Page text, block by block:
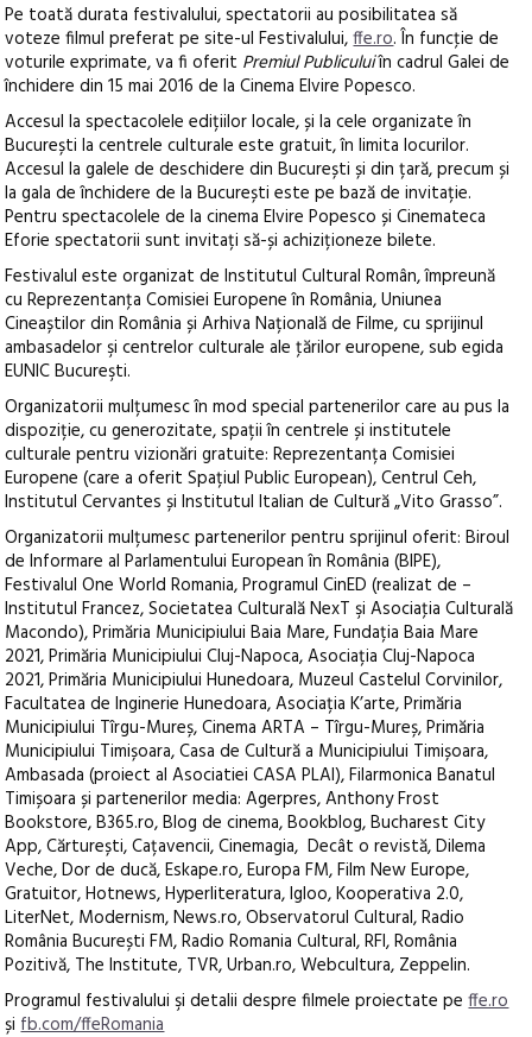
Pe toată durata festivalului, spectatorii au posibilitatea să
voteze filmul preferat pe site-ul Festivalului,ffe.ro. În funcţie de
voturile exprimate, va fi oferit Premiul Publiculuiîn cadrul Galei de
închidere din 15 mai 2016 de la Cinema Elvire Popesco.
Accesul la spectacolele edițiilor locale, și la cele organizate în
București la centrele culturale este gratuit, în limita locurilor.
Accesul la galele de deschidere din București și din țară, precum și
la gala de închidere de la București este pe bază de invitație.
Pentru spectacolele de la cinema Elvire Popesco și Cinemateca
Eforie spectatorii sunt invitați să-și achiziționeze bilete.
Festivalul este organizat de Institutul Cultural Român, împreună
cu Reprezentanţa Comisiei Europene în România, Uniunea
Cineaștilor din România și Arhiva Națională de Filme, cu sprijinul
ambasadelor şi centrelor culturale ale ţărilor europene, sub egida
EUNIC Bucureşti.
Organizatorii mulțumesc în mod special partenerilor care au pus la
dispoziție, cu generozitate, spații în centrele și institutele
culturale pentru vizionări gratuite: Reprezentanța Comisiei
Europene (care a oferit Spațiul Public European), Centrul Ceh,
Institutul Cervantes și Institutul Italian de Cultură „Vito Grasso”.
Organizatorii mulțumesc partenerilor pentru sprijinul oferit: Biroul
de Informare al Parlamentului European în România (BIPE),
Festivalul One World Romania, Programul CinED (realizat de –
Institutul Francez, Societatea Culturală NexT şi Asociaţia Culturală
Macondo), Primăria Municipiului Baia Mare, Fundația Baia Mare
2021, Primăria Municipiului Cluj-Napoca, Asociația Cluj-Napoca
2021, Primăria Municipiului Hunedoara, Muzeul Castelul Corvinilor,
Facultatea de Inginerie Hunedoara, Asociația K’arte, Primăria
Municipiului Tîrgu-Mureș, Cinema ARTA – Tîrgu-Mureș, Primăria
Municipiului Timișoara, Casa de Cultură a Municipiului Timișoara,
Ambasada (proiect al Asociatiei CASA PLAI), Filarmonica Banatul
Timișoara și partenerilor media: Agerpres, Anthony Frost
Bookstore, B365.ro, Blog de cinema, Bookblog, Bucharest City
App, Cărturești, Cațavencii, Cinemagia, Decât o revistă, Dilema
Veche, Dor de ducă, Eskape.ro, Europa FM, Film New Europe,
Gratuitor, Hotnews, Hyperliteratura, Igloo, Kooperativa 2.0,
LiterNet, Modernism, News.ro, Observatorul Cultural, Radio
România București FM, Radio Romania Cultural, RFI, România
Pozitivă, The Institute, TVR, Urban.ro, Webcultura, Zeppelin.
Programul festivalului şi detalii despre filmele proiectate peffe.ro
șifb.com/ffeRomania